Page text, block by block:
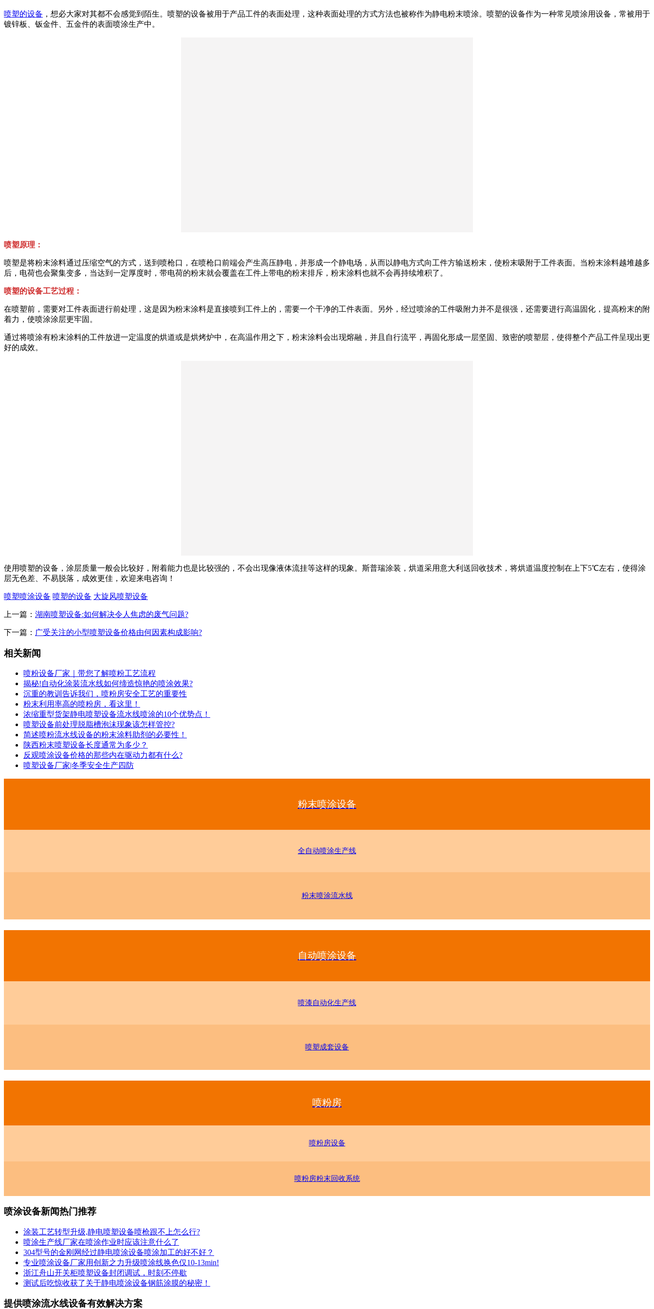
喷塑的设备 ，想必大家对其都不会感觉到陌生。喷塑的设备被用于产品工件的表面处理，这种表面处理的方式方法也被称作为静电粉末喷涂。喷塑的设备作为一种常见喷涂用设备，常被用于
镀锌板、钣金件、五金件的表面喷涂生产中。
喷塑原理：
喷塑是将粉末涂料通过压缩空气的方式，送到喷枪口，在喷枪口前端会产生高压静电，并形成一个静电场，从而以静电方式向工件方输送粉末，使粉末吸附于工件表面。当粉末涂料越堆越多
后，电荷也会聚集变多，当达到一定厚度时，带电荷的粉末就会覆盖在工件上带电的粉末排斥，粉末涂料也就不会再持续堆积了。
喷塑的设备工艺过程：
在喷塑前，需要对工件表面进行前处理，这是因为粉末涂料是直接喷到工件上的，需要一个干净的工件表面。另外，经过喷涂的工件吸附力并不是很强，还需要进行高温固化，提高粉末的附
着力，使喷涂涂层更牢固。
通过将喷涂有粉末涂料的工件放进一定温度的烘道或是烘烤炉中，在高温作用之下，粉末涂料会出现熔融，并且自行流平，再固化形成一层坚固、致密的喷塑层，使得整个产品工件呈现出更
好的成效。
使用喷塑的设备，涂层质量一般会比较好，附着能力也是比较强的，不会出现像液体流挂等这样的现象。斯普瑞涂装，烘道采用意大利送回收技术，将烘道温度控制在上下5℃左右，使得涂
层无色差、不易脱落，成效更佳，欢迎来电咨询！
喷塑喷涂设备 喷塑的设备 大旋风喷塑设备
上一篇： 湖南喷塑设备:如何解决令人焦虑的废气问题?
下一篇： 广受关注的小型喷塑设备价格由何因素构成影响?
相关新闻
喷粉设备厂家｜带您了解喷粉工艺流程
揭秘!自动化涂装流水线如何缔造惊艳的喷涂效果?
沉重的教训告诉我们，喷粉房安全工艺的重要性
粉末利用率高的喷粉房，看这里！
浓缩重型货架静电喷塑设备流水线喷涂的10个优势点！
喷塑设备前处理脱脂槽泡沫现象该怎样管控?
简述喷粉流水线设备的粉末涂料助剂的必要性！
陕西粉末喷塑设备长度通常为多少？
反观喷涂设备价格的那些内在驱动力都有什么?
喷塑设备厂家|冬季安全生产四防
粉末喷涂设备
全自动喷涂生产线
粉末喷涂流水线
自动喷涂设备
喷漆自动化生产线
喷塑成套设备
喷粉房
喷粉房设备
喷粉房粉末回收系统
喷涂设备新闻热门推荐
涂装工艺转型升级,静电喷塑设备喷枪跟不上怎么行?
喷涂生产线厂家在喷涂作业时应该注意什么了
304型号的金刚网经过静电喷涂设备喷涂加工的好不好？
专业喷涂设备厂家用创新之力升级喷涂线换色仅10-13min!
浙江舟山开关柜喷塑设备封闭调试，时刻不停歇
测试后吃惊收获了关于静电喷涂设备钢筋涂膜的秘密！
提供喷涂流水线设备有效解决方案